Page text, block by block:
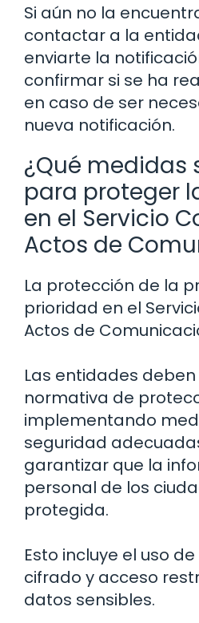
Si aún no la
contactar a la
enviarte la
confirmar si se ha
en caso de ser
nueva notificación.
¿Qué medidas
para proteger
en el Servicio
Actos de
La protección de la
prioridad en el
Actos de
Las entidades
normativa de
implementando
seguridad
garantizar que la
personal de los
protegida.
Esto incluye el uso
cifrado y acceso
datos sensibles.